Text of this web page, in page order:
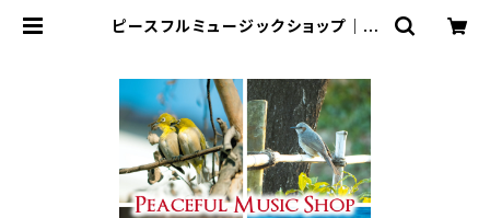
ピースフルミュージックショップ｜ヒ